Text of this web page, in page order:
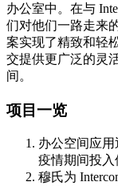
办公室中。在与
们对他们一路走来
案实现了精致和轻
交提供更广泛的灵
间。
项目一览
办公空间应
疫情期间投入
穆氏为